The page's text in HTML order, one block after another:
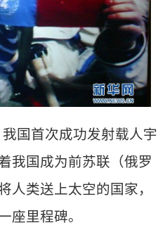
国首次成功发射载人宇
我国成为前苏联（俄罗
人类送上太空的国家，
座里程碑。